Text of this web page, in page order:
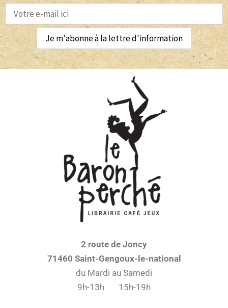
2 route de Joncy
71460 Saint-Gengoux-le-national
du Mardi au Samedi
9h-13h 15h-19h